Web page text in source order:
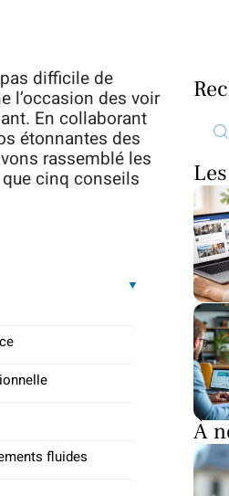
difficile de
l’occasion des voir
En collaborant
étonnantes des
rassemblé les
cinq conseils
fluides
À